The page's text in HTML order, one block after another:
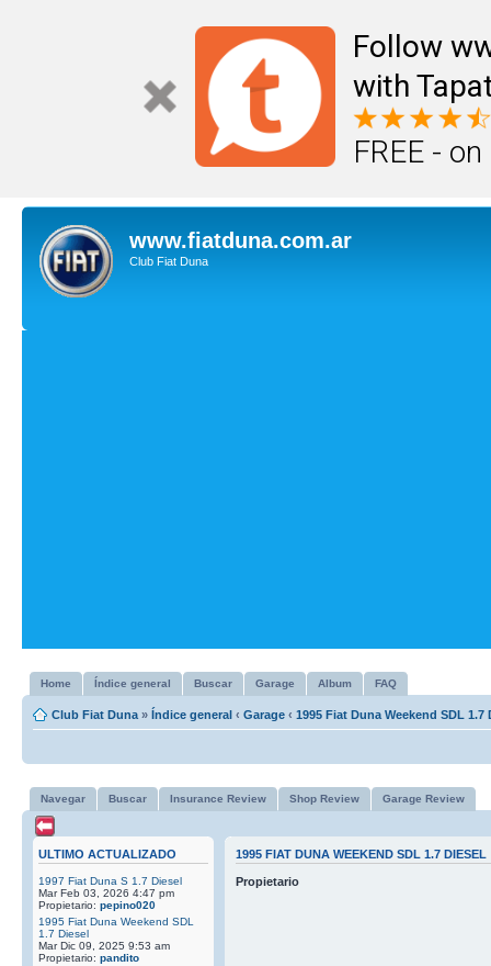
Follow
with
FREE -
www.fiatduna.com.ar
Club Fiat Duna
Home Índice general Buscar Garage Album FAQ
Club Fiat Duna » Índice general ‹ Garage ‹ 1995 Fiat Duna Weekend SDL 1.7
Navegar Buscar Insurance Review Shop Review Garage Review
ULTIMO ACTUALIZADO
1997 Fiat Duna S 1.7 Diesel
Mar Feb 03, 2026 4:47 pm
Propietario: pepino020
1995 Fiat Duna Weekend SDL
1.7 Diesel
Mar Dic 09, 2025 9:53 am
Propietario: pandito
1995 FIAT DUNA WEEKEND SDL 1.7 DIESEL
Propietario